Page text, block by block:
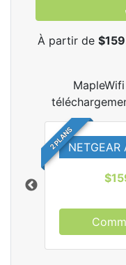
À partir de
2 PLANS